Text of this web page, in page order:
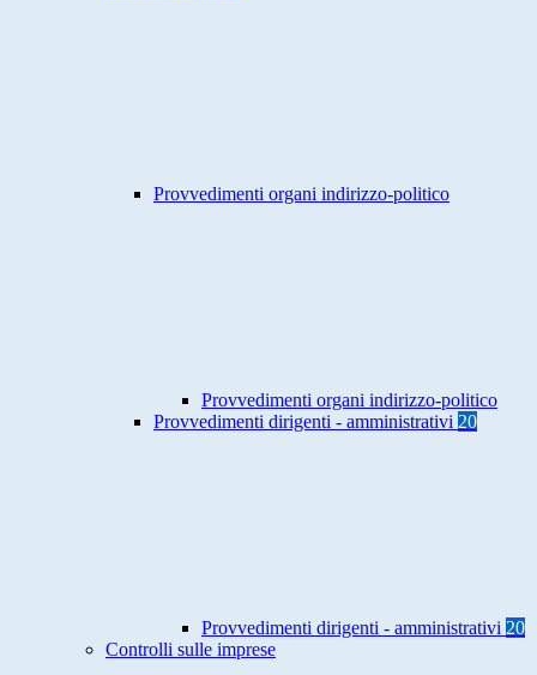
Provvedimenti organi indirizzo-politico
Provvedimenti organi indirizzo-politico
Provvedimenti dirigenti - amministrativi 20
Provvedimenti dirigenti - amministrativi 20
Controlli sulle imprese